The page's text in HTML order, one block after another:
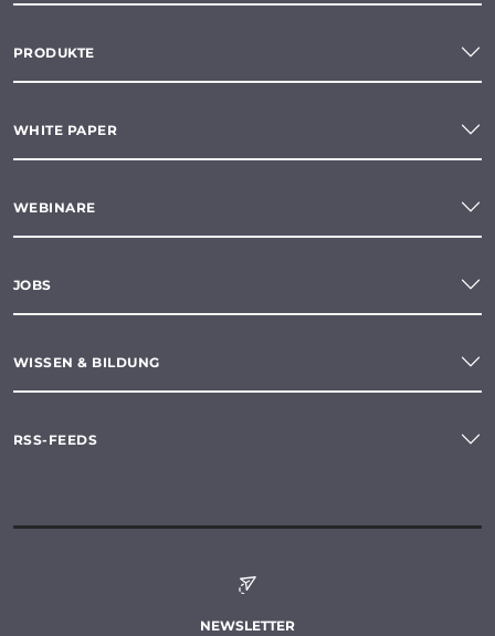
PRODUKTE
WHITE PAPER
WEBINARE
JOBS
WISSEN & BILDUNG
RSS-FEEDS
NEWSLETTER